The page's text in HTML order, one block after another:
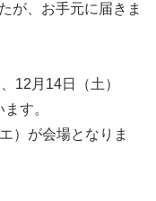
が、お手元に届きま
12月14日（土）
す。
）が会場となりま